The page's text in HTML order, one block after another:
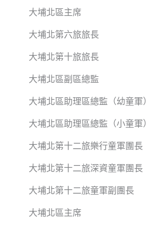
大埔北區主席
大埔北第六旅旅長
大埔北第十旅旅長
大埔北區副區總監
大埔北區助理區總監（幼童軍）
大埔北區助理區總監（小童軍）
大埔北第十二旅樂行童軍團長
大埔北第十二旅深資童軍團長
大埔北第十二旅童軍副團長
大埔北區主席